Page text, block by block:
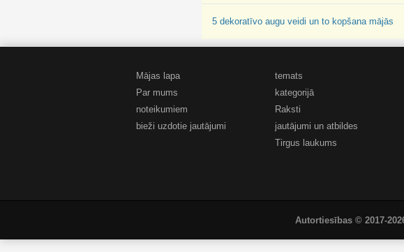
5 dekoratīvo augu veidi un to kopšana mājās
Mājas lapa
Par mums
noteikumiem
bieži uzdotie jautājumi
temats
kategorijā
Raksti
jautājumi un atbildes
Tirgus laukums
Autortiesības © 2017-